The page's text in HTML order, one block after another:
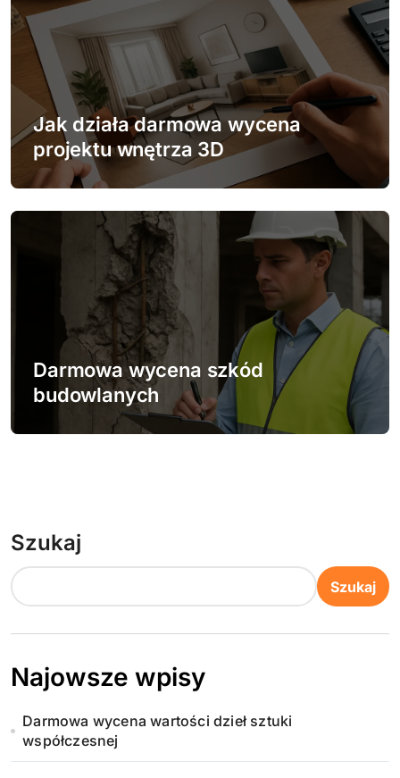
u
Jak działa darmowa wycena
projektu wnętrza 3D
Darmowa wycena szkód
budowlanych
Szukaj
Szukaj
Najowsze wpisy
Darmowa wycena wartości dzieł sztuki
współczesnej